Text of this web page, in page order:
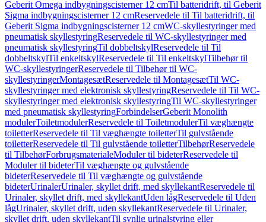
Geberit Omega indbygningscisterner 12 cmTil batteridrift, til Geberit
Sigma indbygningscisterner 12 cmReservedele til Til batteridrift, til
Geberit Sigma indbygningscisterner 12 cmWC-skyllestyringer med
pneumatisk skyllestyringReservedele til WC-skyllestyringer med
pneumatisk skyllestyringTil dobbeltskylReservedele til Til
dobbeltskylTil enkeltskylReservedele til Til enkeltskylTilbehør til
WC-skyllestyringerReservedele til Tilbehør til WC-
skyllestyringerMontagesætReservedele til MontagesætTil WC-
skyllestyringer med elektronisk skyllestyringReservedele til Til WC-
skyllestyringer med elektronisk skyllestyringTil WC-skyllestyringer
med pneumatisk skyllestyringForbindelserGeberit Monolith
modulerToiletmodulerReservedele til ToiletmodulerTil væghængte
toiletterReservedele til Til væghængte toiletterTil gulvstående
toiletterReservedele til Til gulvstående toiletterTilbehørReservedele
til TilbehørForbrugsmaterialeModuler til bideterReservedele til
Moduler til bideterTil væghængte og gulvstående
bideterReservedele til Til væghængte og gulvstående
bideterUrinalerUrinaler, skyllet drift, med skyllekantReservedele til
Urinaler, skyllet drift, med skyllekantUden lågReservedele til Uden
lågUrinaler, skyllet drift, uden skyllekantReservedele til Urinaler,
skyllet drift, uden skyllekantTil synlig urinalstyring eller